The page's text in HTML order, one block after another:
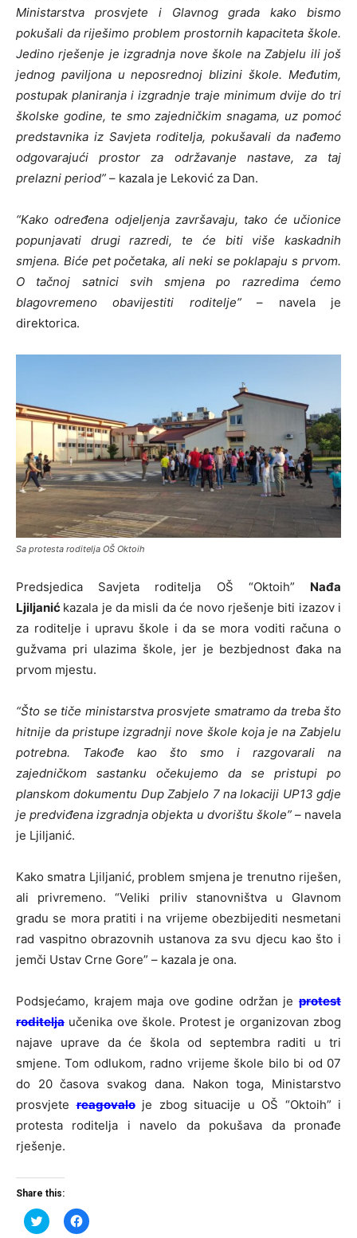
Ministarstva prosvjete i Glavnog grada kako bismo
pokušali da riješimo problem prostornih kapaciteta škole.
Jedino rješenje je izgradnja nove škole na Zabjelu ili još
jednog paviljona u neposrednoj blizini škole. Međutim,
postupak planiranja i izgradnje traje minimum dvije do tri
školske godine, te smo zajedničkim snagama, uz pomoć
predstavnika iz Savjeta roditelja, pokušavali da nađemo
odgovarajući prostor za održavanje nastave, za taj
prelazni period” – kazala je Leković za Dan.
“Kako određena odjeljenja završavaju, tako će učionice
popunjavati drugi razredi, te će biti više kaskadnih
smjena. Biće pet početaka, ali neki se poklapaju s prvom.
O tačnoj satnici svih smjena po razredima ćemo
blagovremeno obavijestiti roditelje”– navela je
direktorica.
Sa protesta roditelja OŠ Oktoih
Predsjedica Savjeta roditelja OŠ “Oktoih” Nađa
Ljiljanić kazala je da misli da će novo rješenje biti izazov i
za roditelje i upravu škole i da se mora voditi računa o
gužvama pri ulazima škole, jer je bezbjednost đaka na
prvom mjestu.
“Što se tiče ministarstva prosvjete smatramo da treba što
hitnije da pristupe izgradnji nove škole koja je na Zabjelu
potrebna. Takođe kao što smo i razgovarali na
zajedničkom sastanku očekujemo da se pristupi po
planskom dokumentu Dup Zabjelo 7 na lokaciji UP13 gdje
je predviđena izgradnja objekta u dvorištu škole”– navela
je Ljiljanić.
Kako smatra Ljiljanić, problem smjena je trenutno riješen,
ali privremeno. “Veliki priliv stanovništva u Glavnom
gradu se mora pratiti i na vrijeme obezbijediti nesmetani
rad vaspitno obrazovnih ustanova za svu djecu kao što i
jemči Ustav Crne Gore” – kazala je ona.
Podsjećamo, krajem maja ove godine održan je protest
roditelja učenika ove škole. Protest je organizovan zbog
najave uprave da će škola od septembra raditi u tri
smjene. Tom odlukom, radno vrijeme škole bilo bi od 07
do 20 časova svakog dana. Nakon toga, Ministarstvo
prosvjetereagovaloje zbog situacije u OŠ “Oktoih” i
protesta roditelja i navelo da pokušava da pronađe
rješenje.
Share this:
Click
to
Click
to